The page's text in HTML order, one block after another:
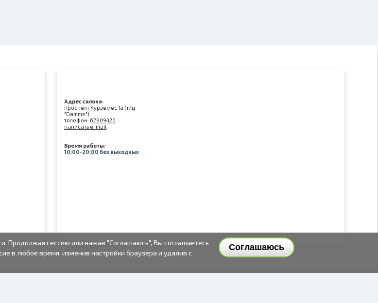
Адрес салона:
Проспект Курземес 1а (т/ц
"Damme")
телефон: 67809420
написать e-mail
Время работы:
10:00-20:00 без выходных
Соглашаюсь
Продолжая сессию или нажав "Соглашаюсь", Вы соглашаетесь
в любое время, изменив настройки браузера и удалив с